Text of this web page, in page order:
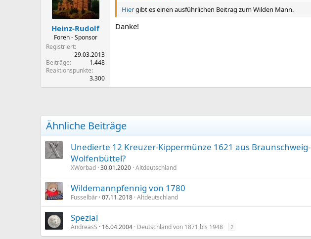
e
n
Heinz-Rudolf
Foren - Sponsor
Registriert
29.03.2013
Beiträge
1.448
Reaktionspunkte
3.300
Hiergibt es einen ausführlichen Beitrag zum Wilden Mann.
Danke!
Ähnliche Beiträge
Unedierte 12 Kreuzer-Kippermünze 1621 aus Braunschweig-
Wolfenbüttel?
XWorbad 30.01.2020 Altdeutschland
Wildemannpfennig von 1780
Fusselbär 07.11.2018 Altdeutschland
Spezial
AndreasS 16.04.2004 Deutschland von 1871 bis 1948 2